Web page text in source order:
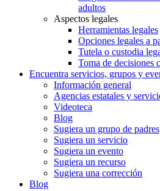
adultos
Aspectos legales
Herramientas legales
Opciones legales a
Tutela o custodia
Toma de decisiones
Encuentra servicios, grupos y
Información general
Agencias estatales y
Videoteca
Blog
Sugiera un grupo de padres
Sugiera un servicio
Sugiera un evento
Sugiera un recurso
Sugiera una corrección
Blog